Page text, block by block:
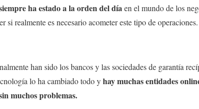
ha estado a la orden del díaen el mundo de los
si realmente es necesario acometer este tipo de operaciones.
han sido los bancos y las sociedades de garantía
lo ha cambiado todo yhay muchas entidades
muchos problemas.